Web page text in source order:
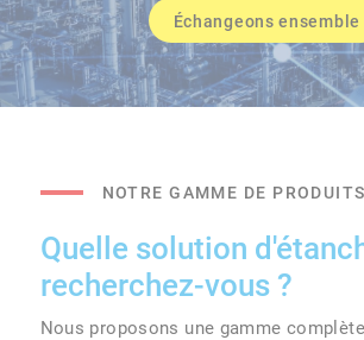
Échangeons ensemble
NOTRE GAMME DE PRODUITS
Quelle solution
recherchez-vous ?
Nous proposons une gamme